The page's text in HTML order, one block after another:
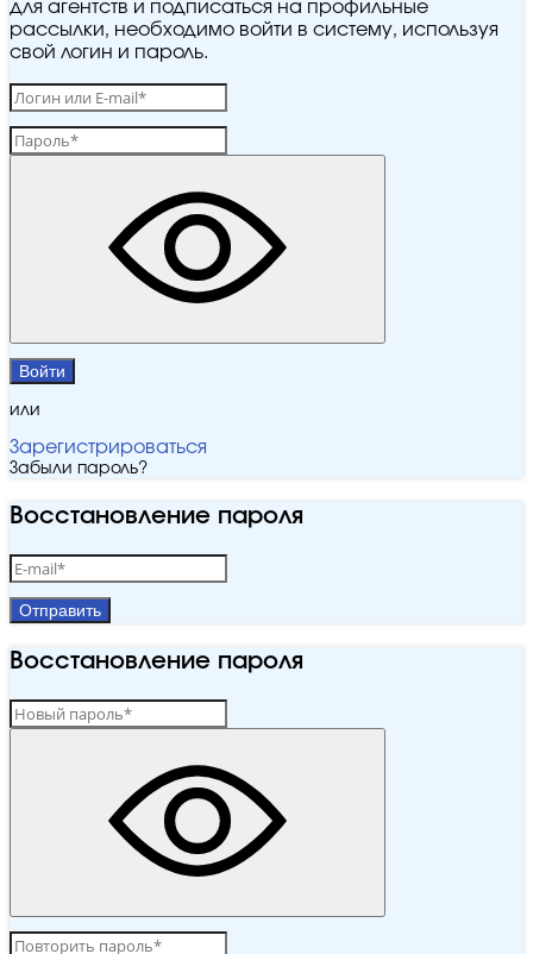
для агентств и подписаться на профильные
рассылки, необходимо войти в систему, используя
свой логин и пароль.
Войти
или
Зарегистрироваться
Забыли пароль?
Восстановление пароля
Отправить
Восстановление пароля